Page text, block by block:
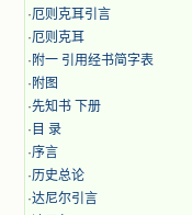
·厄则克耳引言
·厄则克耳
· 附一 引用经书简字表
· 附图
·先知书 下册
· 目 录
·序言
·历史总论
·达尼尔引言